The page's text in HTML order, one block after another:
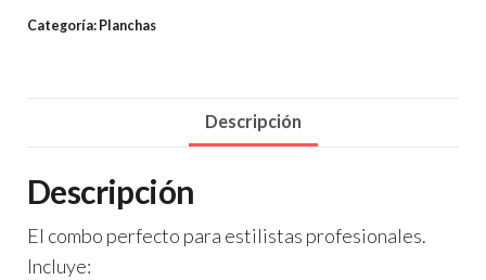
Categoría: Planchas
Descripción
Descripción
El combo perfecto para estilistas profesionales.
Incluye: